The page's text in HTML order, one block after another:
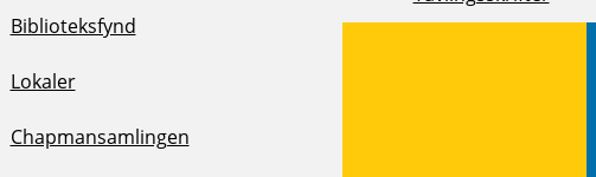
Biblioteksfynd
Lokaler
Chapmansamlingen